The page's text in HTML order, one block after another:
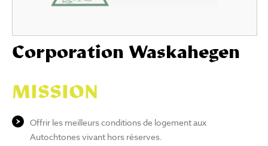
Corporation Waskahegen
MISSION
Offrir les meilleurs conditions de logement aux
Autochtones vivant hors réserves.